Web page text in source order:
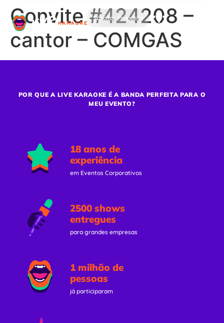
Solicitar Proposta
Convite #424208 –
cantor – COMGAS
POR QUE A LIVE KARAOKE É A BANDA PERFEITA PARA O
MEU EVENTO?
18 anos de
experiência
em Eventos Corporativos
2500 shows
entregues
para grandes empresas
1 milhão de
pessoas
já participaram